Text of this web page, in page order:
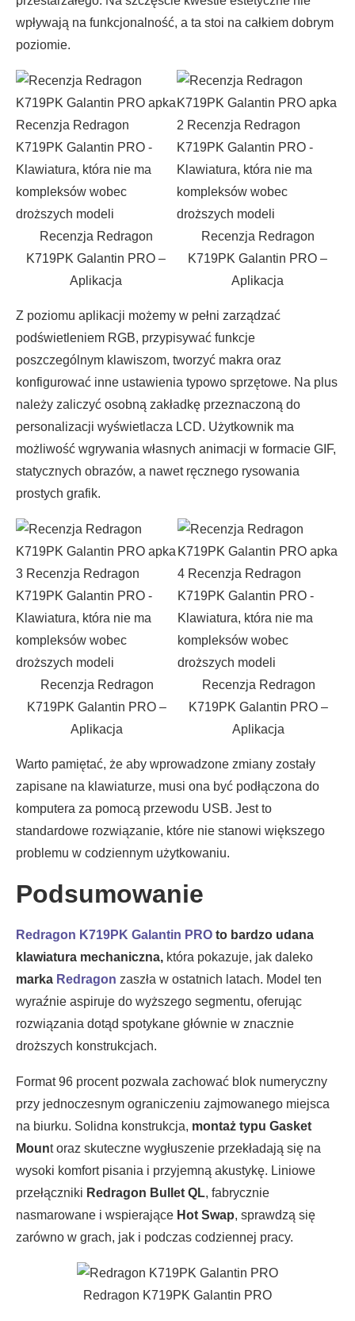
wpływają na funkcjonalność, a ta stoi na całkiem dobrym
poziomie.
Recenzja Redragon
K719PK Galantin PRO –
Aplikacja
Recenzja Redragon
K719PK Galantin PRO –
Aplikacja
Z poziomu aplikacji możemy w pełni zarządzać
podświetleniem RGB, przypisywać funkcje
poszczególnym klawiszom, tworzyć makra oraz
konfigurować inne ustawienia typowo sprzętowe. Na plus
należy zaliczyć osobną zakładkę przeznaczoną do
personalizacji wyświetlacza LCD. Użytkownik ma
możliwość wgrywania własnych animacji w formacie GIF,
statycznych obrazów, a nawet ręcznego rysowania
prostych grafik.
Recenzja Redragon
K719PK Galantin PRO –
Aplikacja
Recenzja Redragon
K719PK Galantin PRO –
Aplikacja
Warto pamiętać, że aby wprowadzone zmiany zostały
zapisane na klawiaturze, musi ona być podłączona do
komputera za pomocą przewodu USB. Jest to
standardowe rozwiązanie, które nie stanowi większego
problemu w codziennym użytkowaniu.
Podsumowanie
Redragon K719PK Galantin PRO to bardzo udana
klawiatura mechaniczna, która pokazuje, jak daleko
marka Redragon zaszła w ostatnich latach. Model ten
wyraźnie aspiruje do wyższego segmentu, oferując
rozwiązania dotąd spotykane głównie w znacznie
droższych konstrukcjach.
Format 96 procent pozwala zachować blok numeryczny
przy jednoczesnym ograniczeniu zajmowanego miejsca
na biurku. Solidna konstrukcja, montaż typu Gasket
Mount oraz skuteczne wygłuszenie przekładają się na
wysoki komfort pisania i przyjemną akustykę. Liniowe
przełączniki Redragon Bullet QL, fabrycznie
nasmarowane i wspierające Hot Swap, sprawdzą się
zarówno w grach, jak i podczas codziennej pracy.
Redragon K719PK Galantin PRO